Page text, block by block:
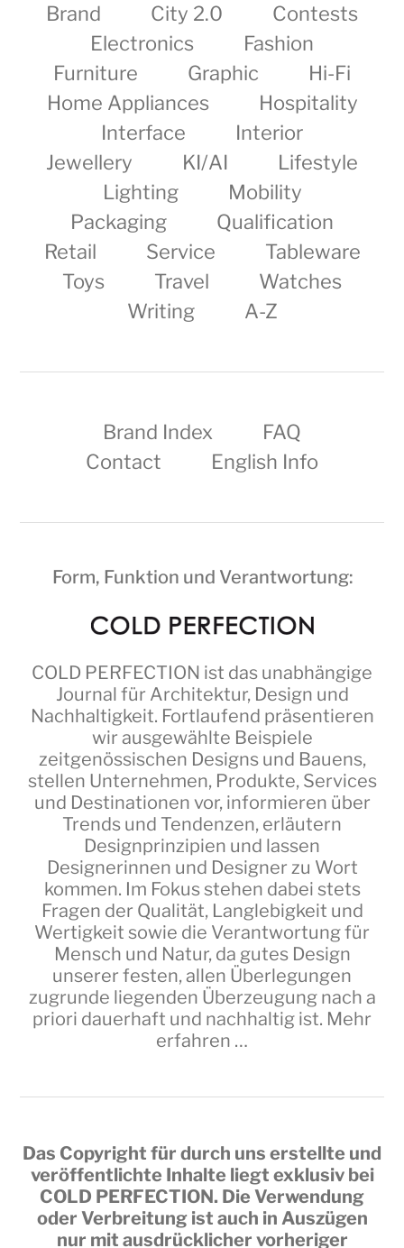
Brand
City 2.0
Contests
Electronics
Fashion
Furniture
Graphic
Hi-Fi
Home Appliances
Hospitality
Interface
Interior
Jewellery
KI/AI
Lifestyle
Lighting
Mobility
Packaging
Qualification
Retail
Service
Tableware
Toys
Travel
Watches
Writing
A-Z
Brand Index
FAQ
Contact
English Info
Form, Funktion und Verantwortung:
COLD PERFECTION ist das unabhängige
Journal für Architektur, Design und
Nachhaltigkeit. Fortlaufend präsentieren
wir ausgewählte Beispiele
zeitgenössischen Designs und Bauens,
stellen Unternehmen, Produkte, Services
und Destinationen vor, informieren über
Trends und Tendenzen, erläutern
Designprinzipien und lassen
Designerinnen und Designer zu Wort
kommen. Im Fokus stehen dabei stets
Fragen der Qualität, Langlebigkeit und
Wertigkeit sowie die Verantwortung für
Mensch und Natur, da gutes Design
unserer festen, allen Überlegungen
zugrunde liegenden Überzeugung nach a
priori dauerhaft und nachhaltig ist. Mehr
erfahren …
Das Copyright für durch uns erstellte und
veröffentlichte Inhalte liegt exklusiv bei
COLD PERFECTION. Die Verwendung
oder Verbreitung ist auch in Auszügen
nur mit ausdrücklicher vorheriger